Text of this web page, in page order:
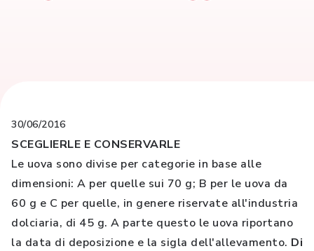
30/06/2016
SCEGLIERLE E CONSERVARLE
Le uova sono divise per categorie in base alle
dimensioni: A per quelle sui 70 g; B per le uova da
60 g e C per quelle, in genere riservate all'industria
dolciaria, di 45 g. A parte questo le uova riportano
la data di deposizione e la sigla dell'allevamento. Di